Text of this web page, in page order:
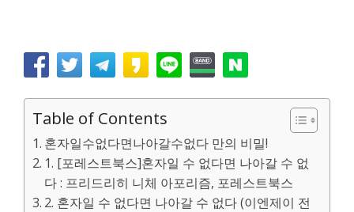
Table of Contents
혼자일수없다면나아갈수없다 만의 비밀!
1. [포레스트북스]혼자일 수 없다면 나아갈 수 없
다 : 프리드리히 니체 아포리즘, 포레스트북스
2. 혼자일 수 없다면 나아갈 수 없다 (이엔제이 전